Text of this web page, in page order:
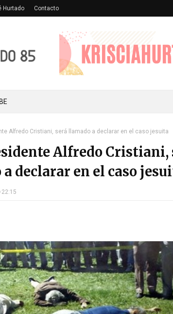
Hurtado Contacto
Alfredo Cristiani, será llamado a declarar en el caso jesuita
Alfredo Cristiani,
declarar en el caso
22:15